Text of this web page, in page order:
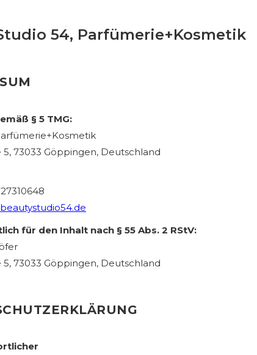
54, Parfümerie+Kosmetik
§ 5 TMG:
5, 73033 Göppingen, Deutschland
für den Inhalt nach § 55 Abs. 2 RStV:
5, 73033 Göppingen, Deutschland